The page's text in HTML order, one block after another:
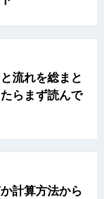
流れを総まと
らまず読んで
計算方法から